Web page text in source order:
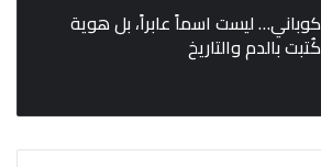
كوباني… ليست اسماً عابراً، بل هوية
كُتبت بالدم والتاريخ